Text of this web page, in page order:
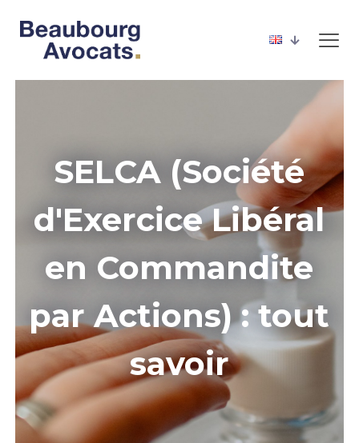
SELCA (Société
d'Exercice Libéral
en Commandite
par Actions) : tout
savoir